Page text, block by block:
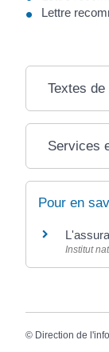
Lettre
Textes
Services
Pour en
Institut
© Direction de